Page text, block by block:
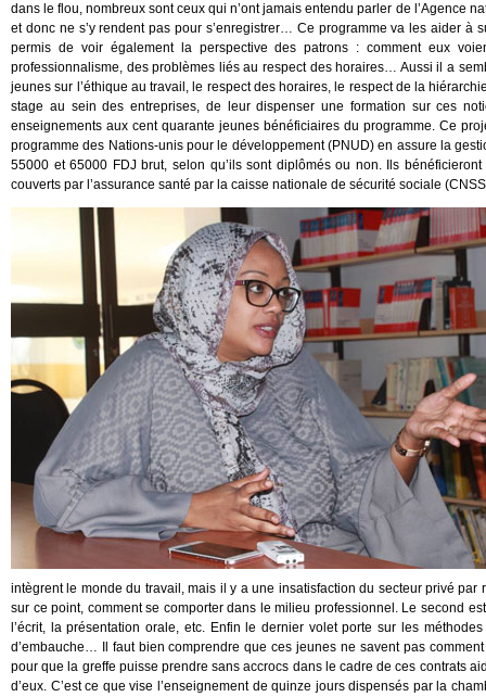
dans le flou, nombreux sont ceux qui n’ont jamais entendu parler de l’Agence
et donc ne s’y rendent pas pour s’enregistrer… Ce programme va les aider à
permis de voir également la perspective des patrons : comment eux
professionnalisme, des problèmes liés au respect des horaires… Aussi il a
jeunes sur l’éthique au travail, le respect des horaires, le respect de la
stage au sein des entreprises, de leur dispenser une formation sur ces
enseignements aux cent quarante jeunes bénéficiaires du programme. Ce
programme des Nations-unis pour le développement (PNUD) en assure la
55000 et 65000 FDJ brut, selon qu’ils sont diplômés ou non. Ils
couverts par l’assurance santé par la caisse nationale de sécurité sociale
intègrent le monde du travail, mais il y a une insatisfaction du secteur privé
sur ce point, comment se comporter dans le milieu professionnel. Le second
l’écrit, la présentation orale, etc. Enfin le dernier volet porte sur les
d’embauche… Il faut bien comprendre que ces jeunes ne savent pas
pour que la greffe puisse prendre sans accrocs dans le cadre de ces contrats
d’eux. C’est ce que vise l’enseignement de quinze jours dispensés par la